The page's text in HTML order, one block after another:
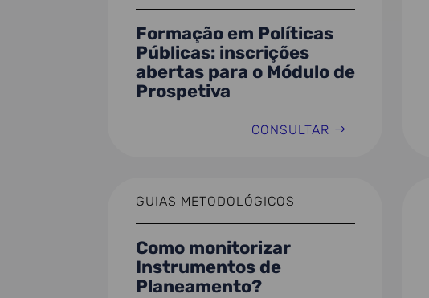
Formação em Políticas
Públicas: inscrições
abertas para o Módulo de
Prospetiva
CONSULTAR
GUIAS METODOLÓGICOS
Como monitorizar
Instrumentos de
Planeamento?